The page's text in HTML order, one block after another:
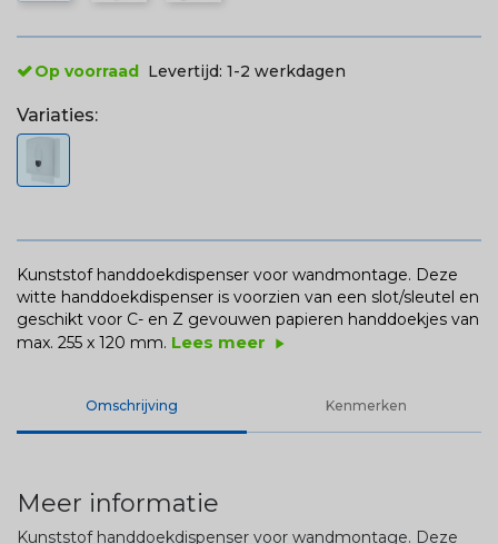
Op voorraad Levertijd: 1-2 werkdagen
Variaties:
Kunststof handdoekdispenser voor wandmontage. Deze
witte handdoekdispenser is voorzien van een slot/sleutel en
geschikt voor C- en Z gevouwen papieren handdoekjes van
max. 255 x 120 mm. Lees meer play_arrow
Omschrijving Kenmerken
Meer informatie
Kunststof handdoekdispenser voor wandmontage. Deze